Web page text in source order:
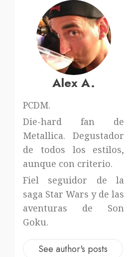
Alex A.
PCDM.
Die-hard fan de
Metallica. Degustador
de todos los estilos,
aunque con criterio.
Fiel seguidor de la
saga Star Wars y de las
aventuras de Son
Goku.
See author's posts